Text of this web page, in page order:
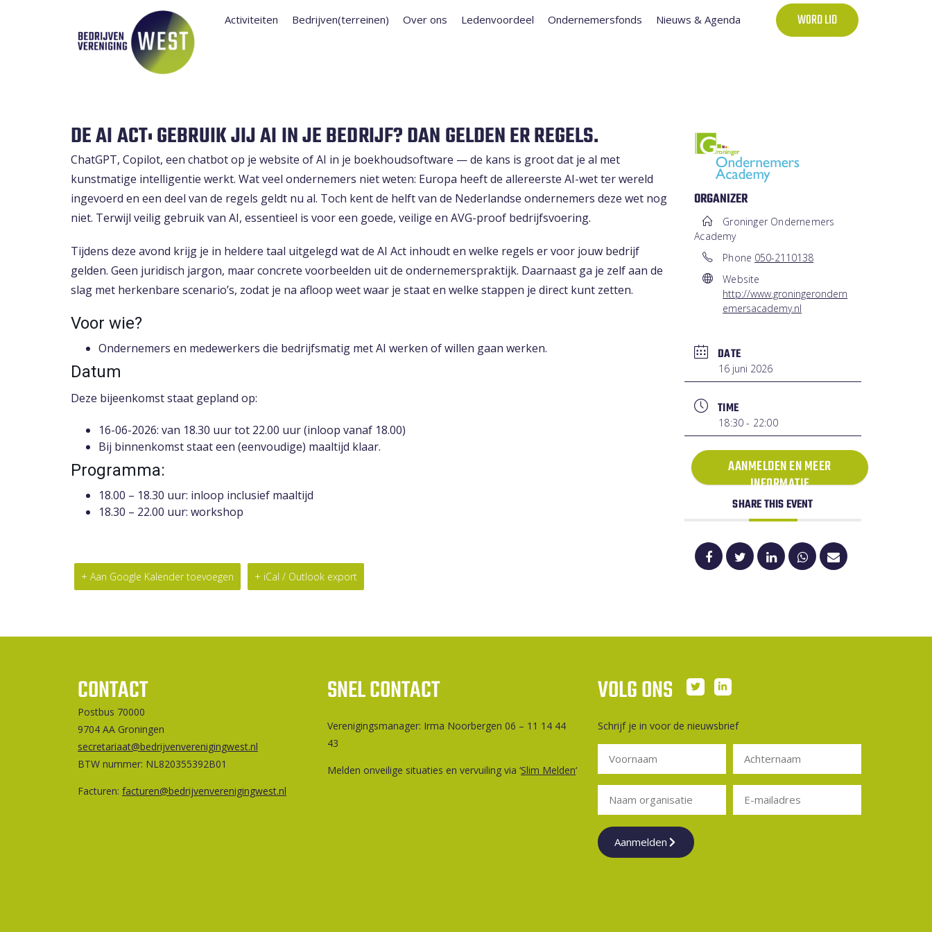
Activiteiten Bedrijven(terreinen) Over ons Ledenvoordeel Ondernemersfonds Nieuws & Agenda WORD LID
DE AI ACT: GEBRUIK JIJ AI IN JE BEDRIJF? DAN GELDEN ER REGELS.
ChatGPT, Copilot, een chatbot op je website of AI in je boekhoudsoftware — de kans is groot dat je al met
kunstmatige intelligentie werkt. Wat veel ondernemers niet weten: Europa heeft de allereerste AI-wet ter wereld
ingevoerd en een deel van de regels geldt nu al. Toch kent de helft van de Nederlandse ondernemers deze wet nog
niet. Terwijl veilig gebruik van AI, essentieel is voor een goede, veilige en AVG-proof bedrijfsvoering.
Tijdens deze avond krijg je in heldere taal uitgelegd wat de AI Act inhoudt en welke regels er voor jouw bedrijf
gelden. Geen juridisch jargon, maar concrete voorbeelden uit de ondernemerspraktijk. Daarnaast ga je zelf aan de
slag met herkenbare scenario’s, zodat je na afloop weet waar je staat en welke stappen je direct kunt zetten.
Voor wie?
Ondernemers en medewerkers die bedrijfsmatig met AI werken of willen gaan werken.
Datum
Deze bijeenkomst staat gepland op:
16-06-2026: van 18.30 uur tot 22.00 uur (inloop vanaf 18.00)
Bij binnenkomst staat een (eenvoudige) maaltijd klaar.
Programma:
18.00 – 18.30 uur: inloop inclusief maaltijd
18.30 – 22.00 uur: workshop
+ Aan Google Kalender toevoegen + iCal / Outlook export
ORGANIZER
Groninger Ondernemers
Academy
Phone 050-2110138
Website
http://www.groningerondern
emersacademy.nl
DATE
16 juni 2026
TIME
18:30 - 22:00
AANMELDEN EN MEER
INFORMATIE
SHARE THIS EVENT
CONTACT
Postbus 70000
9704 AA Groningen
secretariaat@bedrijvenverenigingwest.nl
BTW nummer: NL820355392B01
Facturen: facturen@bedrijvenverenigingwest.nl
SNEL CONTACT
Ver­e­ni­gings­ma­na­ger: Irma Noorbergen 06 – 11 14 44
43
Melden onveilige situaties en vervuiling via ‘Slim Melden‘
VOLG ONS
Schrijf je in voor de nieuwsbrief
Aanmelden